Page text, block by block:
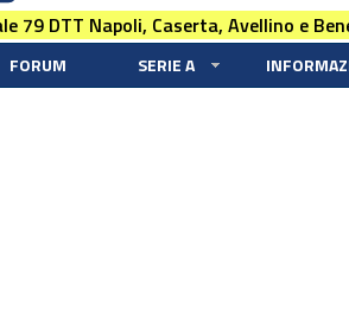
79 DTT Napoli, Caserta, Avellino e
FORUM SERIE A